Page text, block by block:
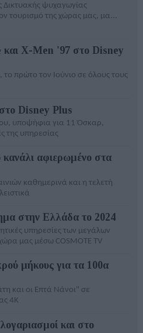
Δικτυακής ψυχαγωγίας
τουρισμό της χώρας μας, μα...
X-Men '97 στο Disney
πρώτο τον Ιούνιο σε όλους τους
Disney Plus
υποψήφια για 11 Όσκαρ,
της υπηρεσίας
αφιερωμένο στα
καθημερινά και η τελετή
στην Ελλάδα το 2024
υπηρεσίες των μεγάλων
μας μέσω COSMOTE TV
μήκους για τα 100α
και οι Επτά Νάνοι" σε
4Κ
και στο